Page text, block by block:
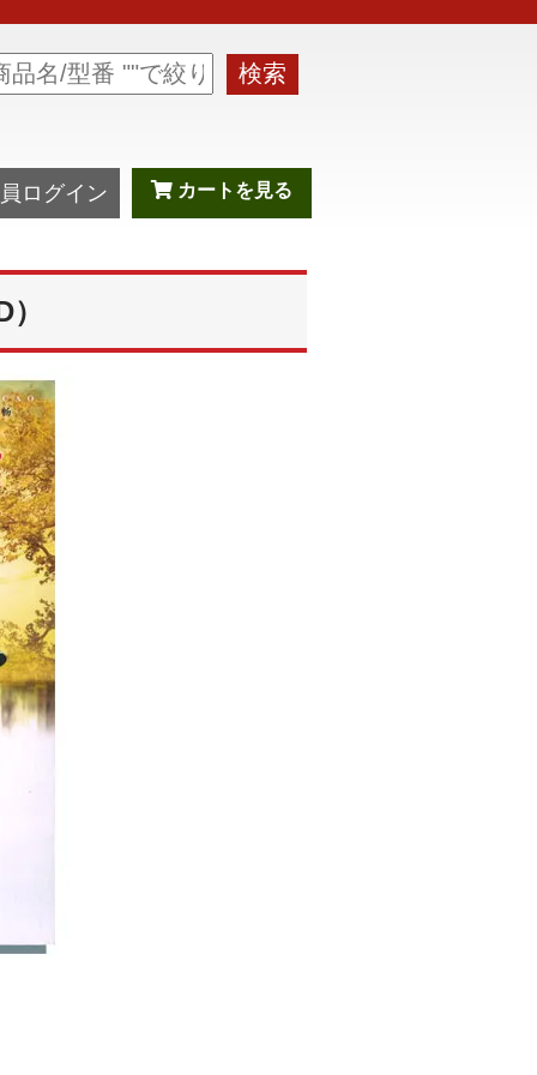
検索
ログイン カートを見る